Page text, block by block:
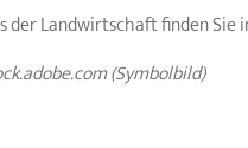
Landwirtschaft finden Sie
(Symbolbild)